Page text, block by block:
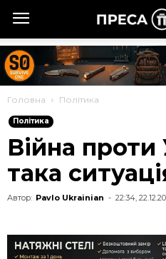
Головна Політика
Політика
Війна проти
така
Автор: Pavlo Ukrainian - 22:34,